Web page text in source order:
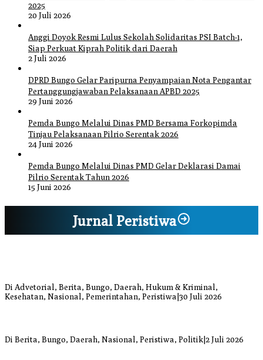
2025
20 Juli 2026
Anggi Doyok Resmi Lulus Sekolah Solidaritas PSI Batch-1,
Siap Perkuat Kiprah Politik dari Daerah
2 Juli 2026
DPRD Bungo Gelar Paripurna Penyampaian Nota Pengantar
Pertanggungjawaban Pelaksanaan APBD 2025
29 Juni 2026
Pemda Bungo Melalui Dinas PMD Bersama Forkopimda
Tinjau Pelaksanaan Pilrio Serentak 2026
24 Juni 2026
Pemda Bungo Melalui Dinas PMD Gelar Deklarasi Damai
Pilrio Serentak Tahun 2026
15 Juni 2026
Jurnal Peristiwa
Di Advetorial, Berita, Bungo, Daerah, Hukum & Kriminal,
Kesehatan, Nasional, Pemerintahan, Peristiwa 30 Juli 2026
Di Berita, Bungo, Daerah, Nasional, Peristiwa, Politik|2 Juli 2026